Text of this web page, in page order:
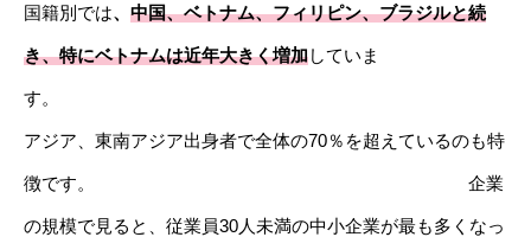
国籍別では、 中国、ベトナム、フィリピン、ブラジルと続
き、特にベトナムは近年大きく増加していま
す
アジア、東南アジア出身者で全体の70％を超えているのも特
徴です。 企業
の規模で見ると、従業員30人未満の中小企業が最も多くなっ